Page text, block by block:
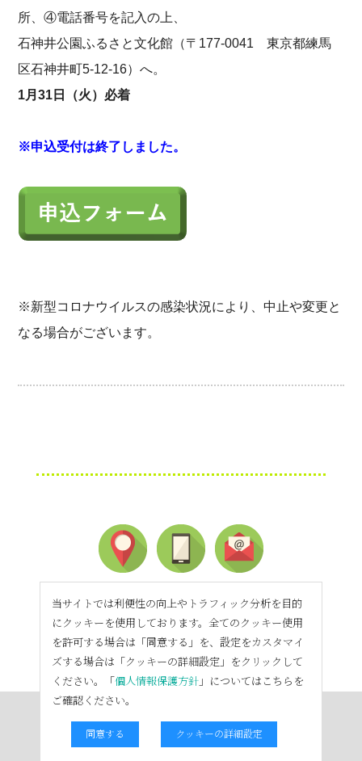
所、④電話番号を記入の上、
石神井公園ふるさと文化館（〒177-0041 東京都練馬
区石神井町5-12-16）へ。
1月31日（火）必着
※申込受付は終了しました。
※新型コロナウイルスの感染状況により、中止や変更と
なる場合がございます。
当サイトでは利便性の向上やトラフィック分析を目的
にクッキーを使用しております。全てのクッキー使用
を許可する場合は「同意する」を、設定をカスタマイ
ズする場合は「クッキーの詳細設定」をクリックして
ください。「個人情報保護方針 」についてはこちらを
ご確認ください。
同意する クッキーの詳細設定